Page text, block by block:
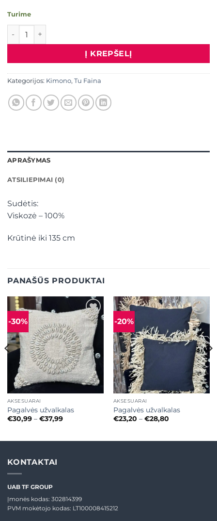
Turime
produkto kiekis: Kimono
Į KREPŠELĮ
Kategorijos: Kimono, Tu Faina
APRAŠYMAS
ATSILIEPIMAI (0)
Sudėtis:
Viskozė – 100%
Krūtinė iki 135 cm
PANAŠŪS PRODUKTAI
-30% Mėgstamiausias
AKSESUARAI
Pagalvės užvalkalas
€30,99 – €37,99Price
€37,99
-20% Mėgstamiausias
AKSESUARAI
Pagalvės užvalkalas
€23,20 – €28,80Price
€28,80
KONTAKTAI
UAB TF GROUP
Įmonės kodas: 302814399
PVM mokėtojo kodas: LT100008415212